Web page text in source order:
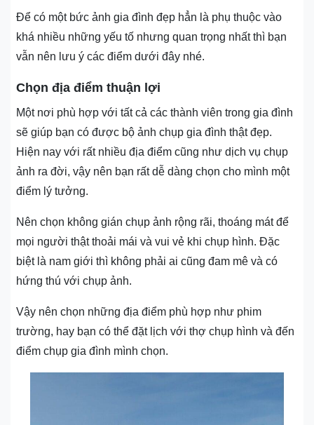
Để có một bức ảnh gia đình đẹp hẳn là phụ thuộc vào
khá nhiều những yếu tố nhưng quan trọng nhất thì bạn
vẫn nên lưu ý các điểm dưới đây nhé.
Chọn địa điểm thuận lợi
Một nơi phù hợp với tất cả các thành viên trong gia đình
sẽ giúp bạn có được bộ ảnh chụp gia đình thật đẹp.
Hiện nay với rất nhiều địa điểm cũng như dịch vụ chụp
ảnh ra đời, vậy nên bạn rất dễ dàng chọn cho mình một
điểm lý tưởng.
Nên chọn không gián chụp ảnh rộng rãi, thoáng mát để
mọi người thật thoải mái và vui vẻ khi chụp hình. Đặc
biệt là nam giới thì không phải ai cũng đam mê và có
hứng thú với chụp ảnh.
Vậy nên chọn những địa điểm phù hợp như phim
trường, hay bạn có thể đặt lịch với thợ chụp hình và đến
điểm chụp gia đình mình chọn.